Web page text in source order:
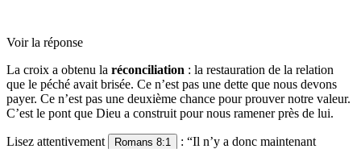
Voir la réponse
La croix a obtenu la réconciliation : la restauration de la relation
que le péché avait brisée. Ce n’est pas une dette que nous devons
payer. Ce n’est pas une deuxième chance pour prouver notre valeur.
C’est le pont que Dieu a construit pour nous ramener près de lui.
Lisez attentivement Romans 8:1
: “Il n’y a donc maintenant